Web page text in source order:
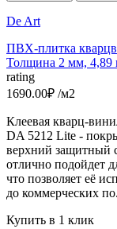
De Art
ПВХ-плитка
Толщина 2 мм, 4,89
rating
1690.00₽ /м2
Клеевая кварц-
DA 5212 Lite -
верхний защитный
отлично подойдет
что позволяет её
до коммерческих
Купить в 1 клик